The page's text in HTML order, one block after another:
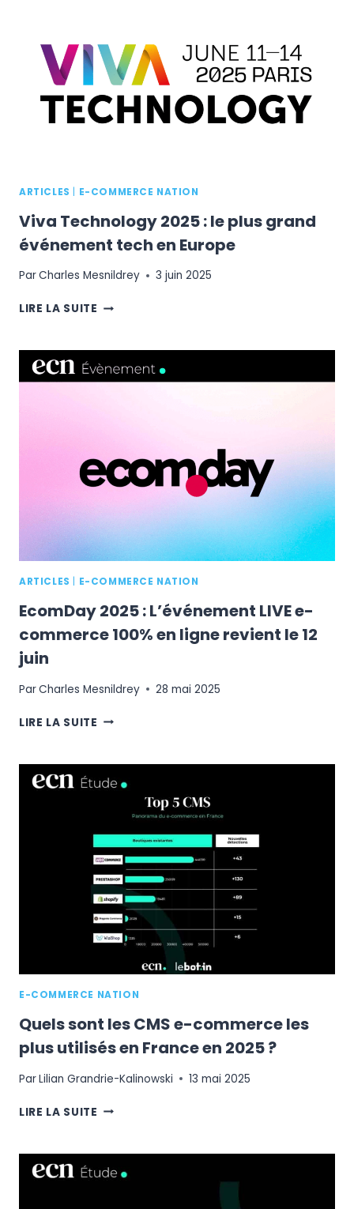
ET
OPPORTUNITÉS
RETAIL
EN
AFRIQUE
ARTICLES E-COMMERCE NATION
Viva Technology 2025 : le plus grand
événement tech en Europe
ParCharles Mesnildrey 3 juin 2025
LIRE LA SUITE VIVA
:
LE
EUROPE
ARTICLES E-COMMERCE NATION
EcomDay 2025 : L’événement LIVE e-
commerce 100% en ligne revient le 12
juin
ParCharles Mesnildrey 28 mai 2025
LIRE LA SUITE ECOMDAY
L’ÉVÉNEMENT
LIVE
COMMERCE
100%
EN
LIGNE
REVIENT
LE
12
JUIN
E-COMMERCE NATION
Quels sont les CMS e-commerce les
plus utilisés en France en 2025 ?
ParLilian Grandrie-Kalinowski 13 mai 2025
LIRE LA SUITE QUELS
CMS
E-